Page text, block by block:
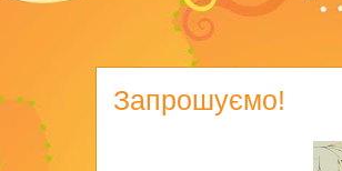
Запрошуємо!